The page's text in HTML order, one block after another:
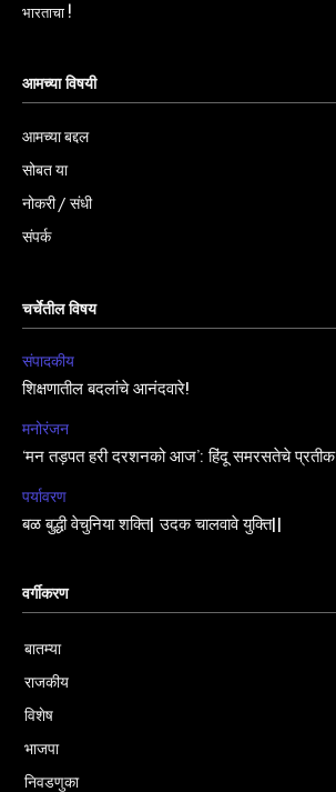
भारताचा !
आमच्या विषयी
आमच्या बद्दल
सोबत या
नोकरी / संधी
संपर्क
चर्चेतील विषय
संपादकीय
शिक्षणातील बदलांचे आनंदवारे!
मनोरंजन
‘मन तड़पत हरी दरशनको आज’: हिंदू समरसतेचे प्रतीक
पर्यावरण
बळ बुद्धी वेचुनिया शक्ति| उदक चालवावे युक्ति||
वर्गीकरण
बातम्या
राजकीय
विशेष
भाजपा
निवडणुका